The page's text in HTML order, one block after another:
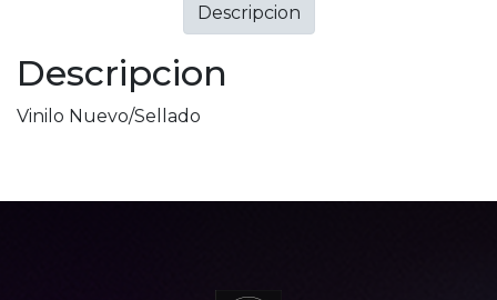
Descripcion
Vinilo Nuevo/Sellado
Descripcion